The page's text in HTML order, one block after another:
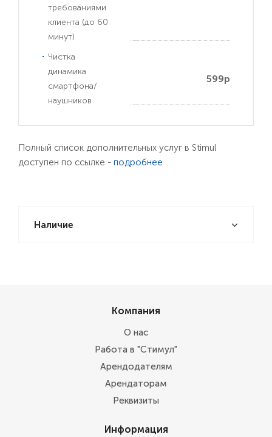
требованиями
клиента (до 60
минут)
Чистка
динамика
смартфона/
наушников
599р
Полный список дополнительных услуг в Stimul
доступен по ссылке - подробнее
Наличие
Компания
О нас
Работа в "Стимул"
Арендодателям
Арендаторам
Реквизиты
Информация